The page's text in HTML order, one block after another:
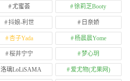
尤蜜荟 徐莉芝Booty
抖娘-利世 日奈娇
杏子Yada 杨晨晨Yome
桜井宁宁 梦心玥
洛璃LoLiSAMA 爱尤物(尤果网)